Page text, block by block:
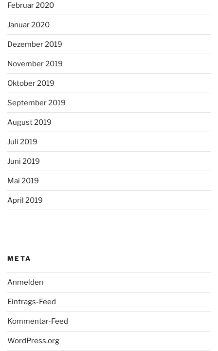
Februar 2020
Januar 2020
Dezember 2019
November 2019
Oktober 2019
September 2019
August 2019
Juli 2019
Juni 2019
Mai 2019
April 2019
META
Anmelden
Eintrags-Feed
Kommentar-Feed
WordPress.org